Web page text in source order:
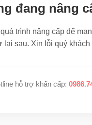
đang nâng
trình nâng cấp để
lại sau. Xin lỗi quý
hỗ trợ khẩn cấp: